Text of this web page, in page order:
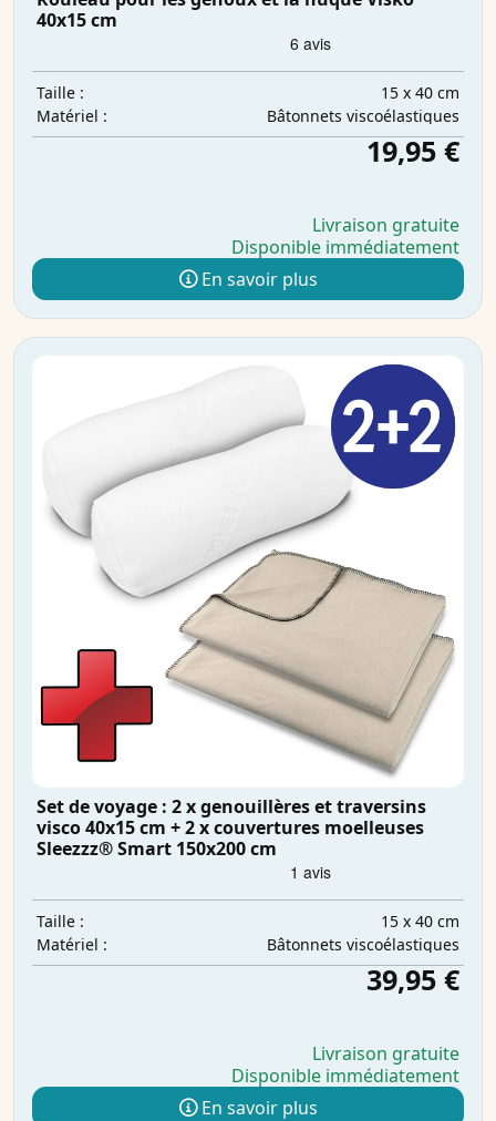
40x15 cm
Taille :
15 x 40 cm
Matériel :
Bâtonnets viscoélastiques
19,95 €
Livraison gratuite
Disponible immédiatement
En savoir plus
Set de voyage : 2 x genouillères et traversins
visco 40x15 cm + 2 x couvertures moelleuses
Sleezzz® Smart 150x200 cm
Taille :
15 x 40 cm
Matériel :
Bâtonnets viscoélastiques
39,95 €
Livraison gratuite
Disponible immédiatement
En savoir plus